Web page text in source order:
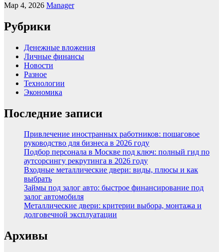
Мар 4, 2026 Manager
Рубрики
Денежные вложения
Личные финансы
Новости
Разное
Технологии
Экономика
Последние записи
Привлечение иностранных работников: пошаговое
руководство для бизнеса в 2026 году
Подбор персонала в Москве под ключ: полный гид по
аутсорсингу рекрутинга в 2026 году
Входные металлические двери: виды, плюсы и как
выбрать
Займы под залог авто: быстрое финансирование под
залог автомобиля
Металлические двери: критерии выбора, монтажа и
долговечной эксплуатации
Архивы